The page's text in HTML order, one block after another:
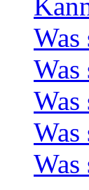
Was
Was